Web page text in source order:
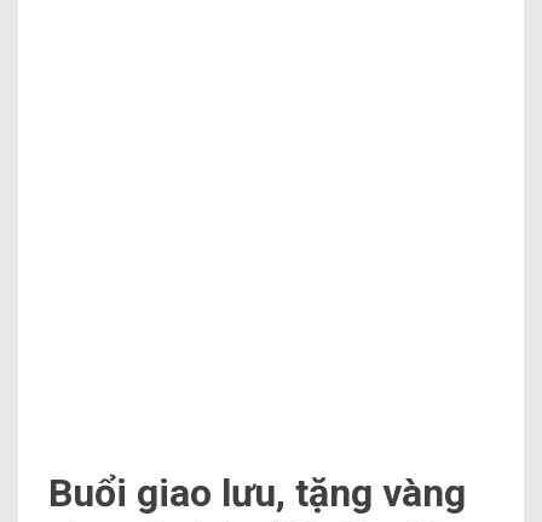
dâng hương, hoa tại Đền tưởng vọng chủ toạ Hồ Chí
Minh, những đồng chí lãnh đạo Trung ương Cục miền